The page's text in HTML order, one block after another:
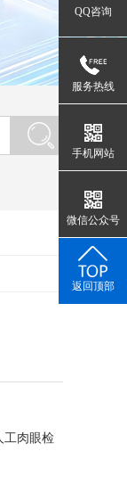
工肉眼检
QQ咨询
服务热线
手机网站
微信公众号
返回顶部